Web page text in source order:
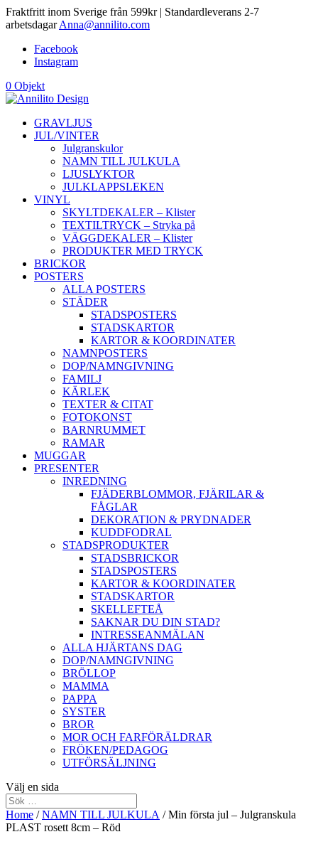
Fraktfritt inom Sverige från 599kr | Standardleverans 2-7
arbetsdagar Anna@annilito.com
Facebook
Instagram
0 Objekt
GRAVLJUS
JUL/VINTER
Julgranskulor
NAMN TILL JULKULA
LJUSLYKTOR
JULKLAPPSLEKEN
VINYL
SKYLTDEKALER – Klister
TEXTILTRYCK – Stryka på
VÄGGDEKALER – Klister
PRODUKTER MED TRYCK
BRICKOR
POSTERS
ALLA POSTERS
STÄDER
STADSPOSTERS
STADSKARTOR
KARTOR & KOORDINATER
NAMNPOSTERS
DOP/NAMNGIVNING
FAMILJ
KÄRLEK
TEXTER & CITAT
FOTOKONST
BARNRUMMET
RAMAR
MUGGAR
PRESENTER
INREDNING
FJÄDERBLOMMOR, FJÄRILAR &
FÅGLAR
DEKORATION & PRYDNADER
KUDDFODRAL
STADSPRODUKTER
STADSBRICKOR
STADSPOSTERS
KARTOR & KOORDINATER
STADSKARTOR
SKELLEFTEÅ
SAKNAR DU DIN STAD?
INTRESSEANMÄLAN
ALLA HJÄRTANS DAG
DOP/NAMNGIVNING
BRÖLLOP
MAMMA
PAPPA
SYSTER
BROR
MOR OCH FARFÖRÄLDRAR
FRÖKEN/PEDAGOG
UTFÖRSÄLJNING
Välj en sida
Home /NAMN TILL JULKULA / Min första jul – Julgranskula
PLAST rosett 8cm – Röd